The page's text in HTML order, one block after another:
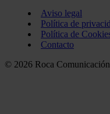
Aviso legal
Política de
Política de
Contacto
© 2026 Roca